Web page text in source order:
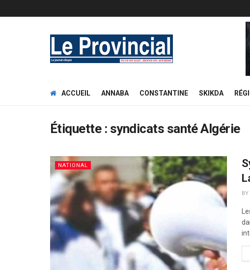
ACCUEIL ANNABA CONSTANTINE SKIKDA
Étiquette : syndicats santé Algérie
NATIONAL
BY